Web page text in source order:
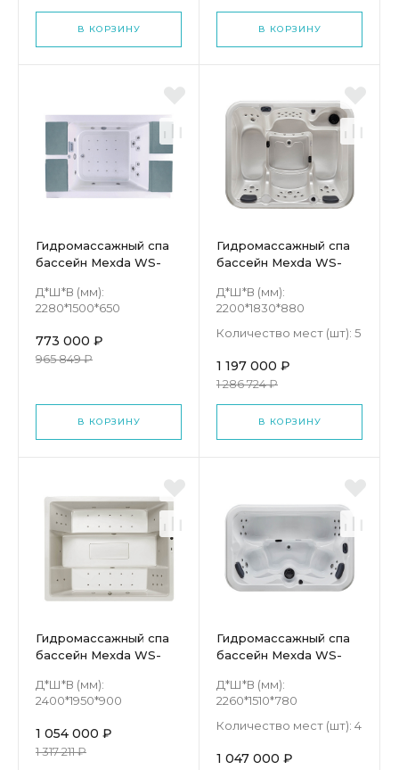
В КОРЗИНУ В КОРЗИНУ
Гидромассажный спа
бассейн Mexda WS-
Д*Ш*В (мм):
2280*1500*650
773 000 ₽
965 849 ₽
В КОРЗИНУ
Гидромассажный спа
бассейн Mexda WS-
Д*Ш*В (мм):
2200*1830*880
Количество мест (шт): 5
1 197 000 ₽
1 286 724 ₽
В КОРЗИНУ
Гидромассажный спа
бассейн Mexda WS-
Д*Ш*В (мм):
2400*1950*900
1 054 000 ₽
1 317 211 ₽
Гидромассажный спа
бассейн Mexda WS-
Д*Ш*В (мм):
2260*1510*780
Количество мест (шт): 4
1 047 000 ₽